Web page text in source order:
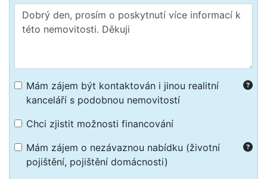
Mám zájem být kontaktován i jinou realitní
kanceláří s podobnou nemovitostí
Chci zjistit možnosti financování
Mám zájem o nezávaznou nabídku (životní
pojištění, pojištění domácnosti)